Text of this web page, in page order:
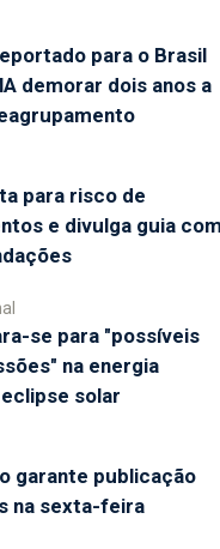
para o Brasil
demorar dois anos a
para risco de
e divulga guia
se para "possíveis
na energia
solar
garante publicação
na sexta-feira